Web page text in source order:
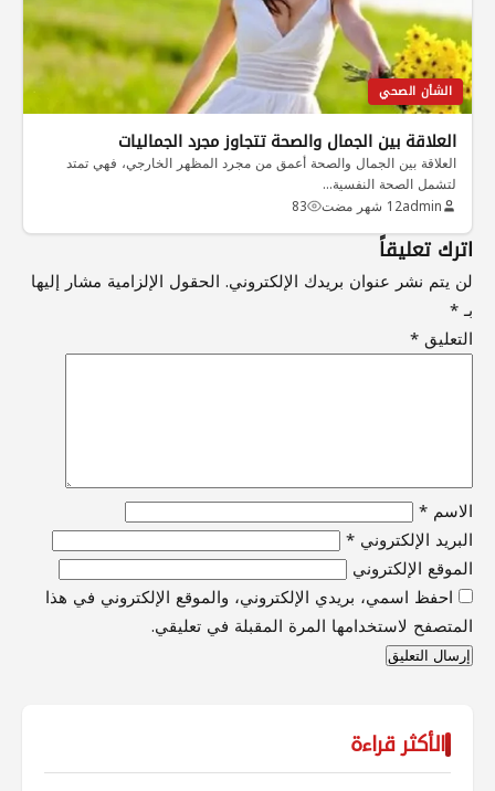
الشأن الصحي
العلاقة بين الجمال والصحة تتجاوز مجرد الجماليات
العلاقة بين الجمال والصحة أعمق من مجرد المظهر الخارجي، فهي تمتد
لتشمل الصحة النفسية…
admin12 شهر مضت 83
اترك تعليقاً
لن يتم نشر عنوان بريدك الإلكتروني. الحقول الإلزامية مشار إليها
بـ*
التعليق*
الاسم *
البريد الإلكتروني *
الموقع الإلكتروني
احفظ اسمي، بريدي الإلكتروني، والموقع الإلكتروني في هذا
المتصفح لاستخدامها المرة المقبلة في تعليقي.
الأكثر قراءة